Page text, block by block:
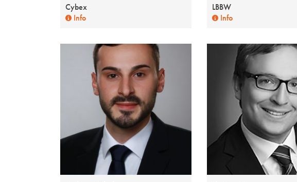
Cybex
Info
LBBW
Info